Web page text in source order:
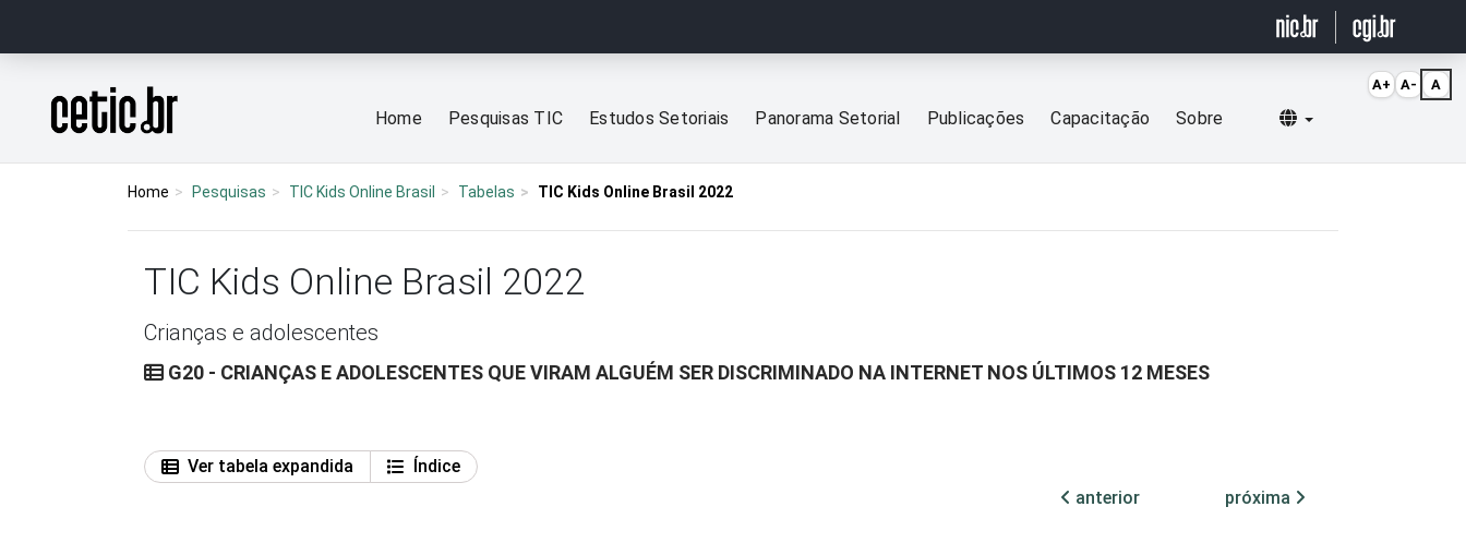
Página inicial
Home Pesquisas TIC Estudos Setoriais Panorama Setorial Publicações Capacitação Sobre Selecionar idioma
Home Pesquisas TIC Kids Online Brasil Tabelas TIC Kids Online Brasil 2022
TIC Kids Online Brasil 2022
Crianças e adolescentes
G20 - CRIANÇAS E ADOLESCENTES QUE VIRAM ALGUÉM SER DISCRIMINADO NA INTERNET NOS ÚLTIMOS 12 MESES
Ver tabela expandida
Índice
anterior
próxima
A+ A- A